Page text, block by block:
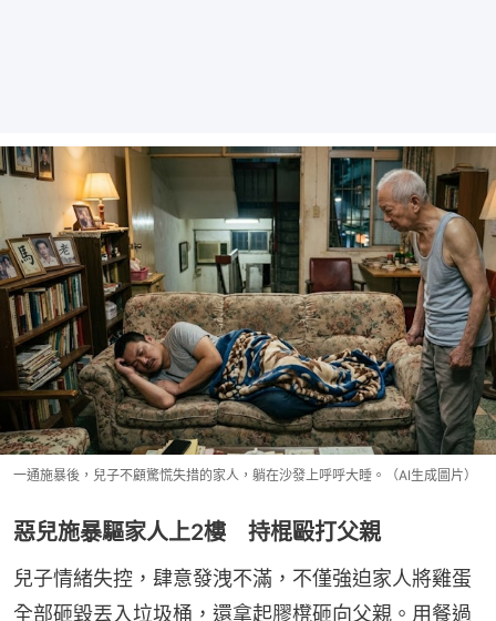
一通施暴後，兒子不顧驚慌失措的家人，躺在沙發上呼呼大睡。（AI生成圖片）
惡兒施暴驅家人上2樓 持棍毆打父親
兒子情緒失控，肆意發洩不滿，不僅強迫家人將雞蛋
全部砸毀丟入垃圾桶，還拿起膠櫈砸向父親。用餐過